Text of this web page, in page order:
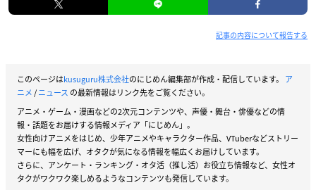
記事の内容について報告する
このページはkusuguru株式会社のにじめん編集部が作成・配信しています。 ア
ニメ/ニュース の最新情報はリンク先をご覧ください。
アニメ・ゲーム・漫画などの2次元コンテンツや、声優・舞台・俳優などの情
報・話題をお届けする情報メディア「にじめん」。
女性向けアニメをはじめ、少年アニメやキャラクター作品、VTuberなどストリー
マーにも幅を広げ、オタクが気になる情報を幅広くお届けしています。
さらに、アンケート・ランキング・オタ活（推し活）お役立ち情報など、女性オ
タクがワクワク楽しめるようなコンテンツも発信しています。